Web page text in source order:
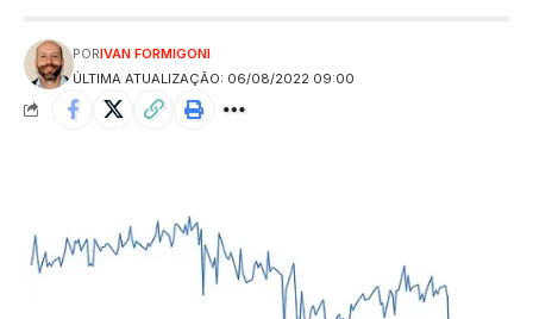
ÚLTIMA ATUALIZAÇÃO: 06/08/2022 09:00
PORIVAN FORMIGONI